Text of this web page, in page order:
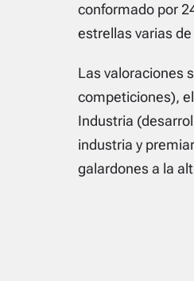
conformado por
estrellas varias
Las valoraciones
competiciones),
Industria
industria y
galardones a la